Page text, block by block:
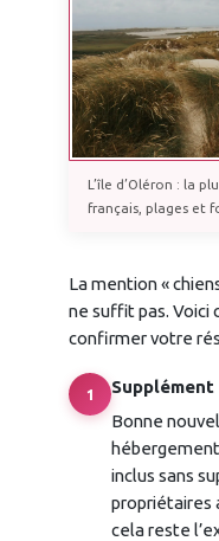
L’île d’Oléron : la
français, plages et
La mention «
ne suffit pas. Voici
confirmer votre
1
Bonne
inclus sans
propriétaires
cela reste